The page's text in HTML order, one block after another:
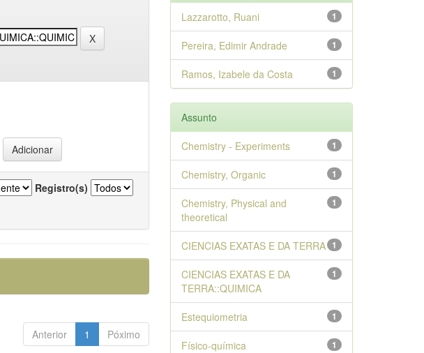
Registro(s)
Anterior 1 Póximo
1
Lazzarotto, Ruani
1
Pereira, Edimir Andrade
1
Ramos, Izabele da Costa
Assunto
1
Chemistry - Experiments
1
Chemistry, Organic
1
Chemistry, Physical and
theoretical
1
CIENCIAS EXATAS E DA TERRA
1
CIENCIAS EXATAS E DA
TERRA::QUIMICA
1
Estequiometria
1
Físico-química